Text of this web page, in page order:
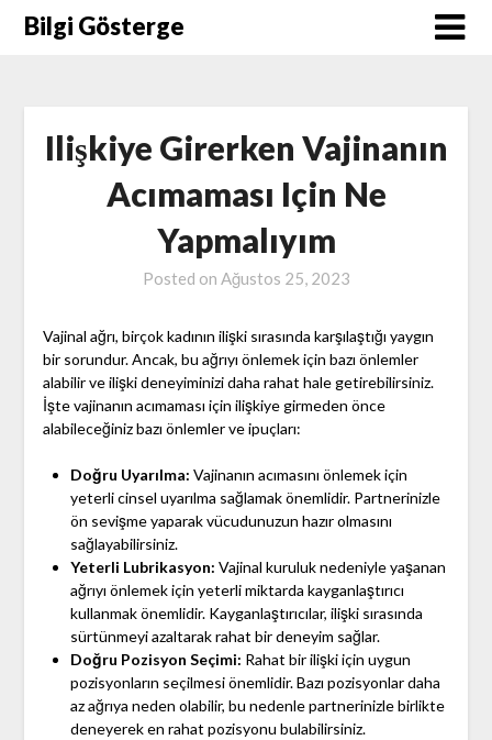
SkipBilgi Gösterge
Ilişkiye Girerken Vajinanın
Acımaması Için Ne
Yapmalıyım
Posted on Ağustos 25, 2023
Vajinal ağrı, birçok kadının ilişki sırasında karşılaştığı yaygın
bir sorundur. Ancak, bu ağrıyı önlemek için bazı önlemler
alabilir ve ilişki deneyiminizi daha rahat hale getirebilirsiniz.
İşte vajinanın acımaması için ilişkiye girmeden önce
alabileceğiniz bazı önlemler ve ipuçları:
Doğru Uyarılma: Vajinanın acımasını önlemek için
yeterli cinsel uyarılma sağlamak önemlidir. Partnerinizle
ön sevişme yaparak vücudunuzun hazır olmasını
sağlayabilirsiniz.
Yeterli Lubrikasyon: Vajinal kuruluk nedeniyle yaşanan
ağrıyı önlemek için yeterli miktarda kayganlaştırıcı
kullanmak önemlidir. Kayganlaştırıcılar, ilişki sırasında
sürtünmeyi azaltarak rahat bir deneyim sağlar.
Doğru Pozisyon Seçimi: Rahat bir ilişki için uygun
pozisyonların seçilmesi önemlidir. Bazı pozisyonlar daha
az ağrıya neden olabilir, bu nedenle partnerinizle birlikte
deneyerek en rahat pozisyonu bulabilirsiniz.